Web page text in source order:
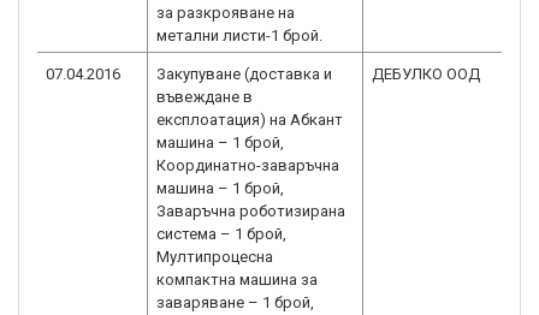
за разкрояване на
метални листи-1 брой.
07.04.2016
Закупуване (доставка и
въвеждане в
експлоатация) на Абкант
машина – 1 брой,
Координатно-заваръчна
машина – 1 брой,
Заваръчна роботизирана
система – 1 брой,
Mултипроцесна
компактна машина за
заваряване – 1 брой,
ДЕБУЛКО ООД